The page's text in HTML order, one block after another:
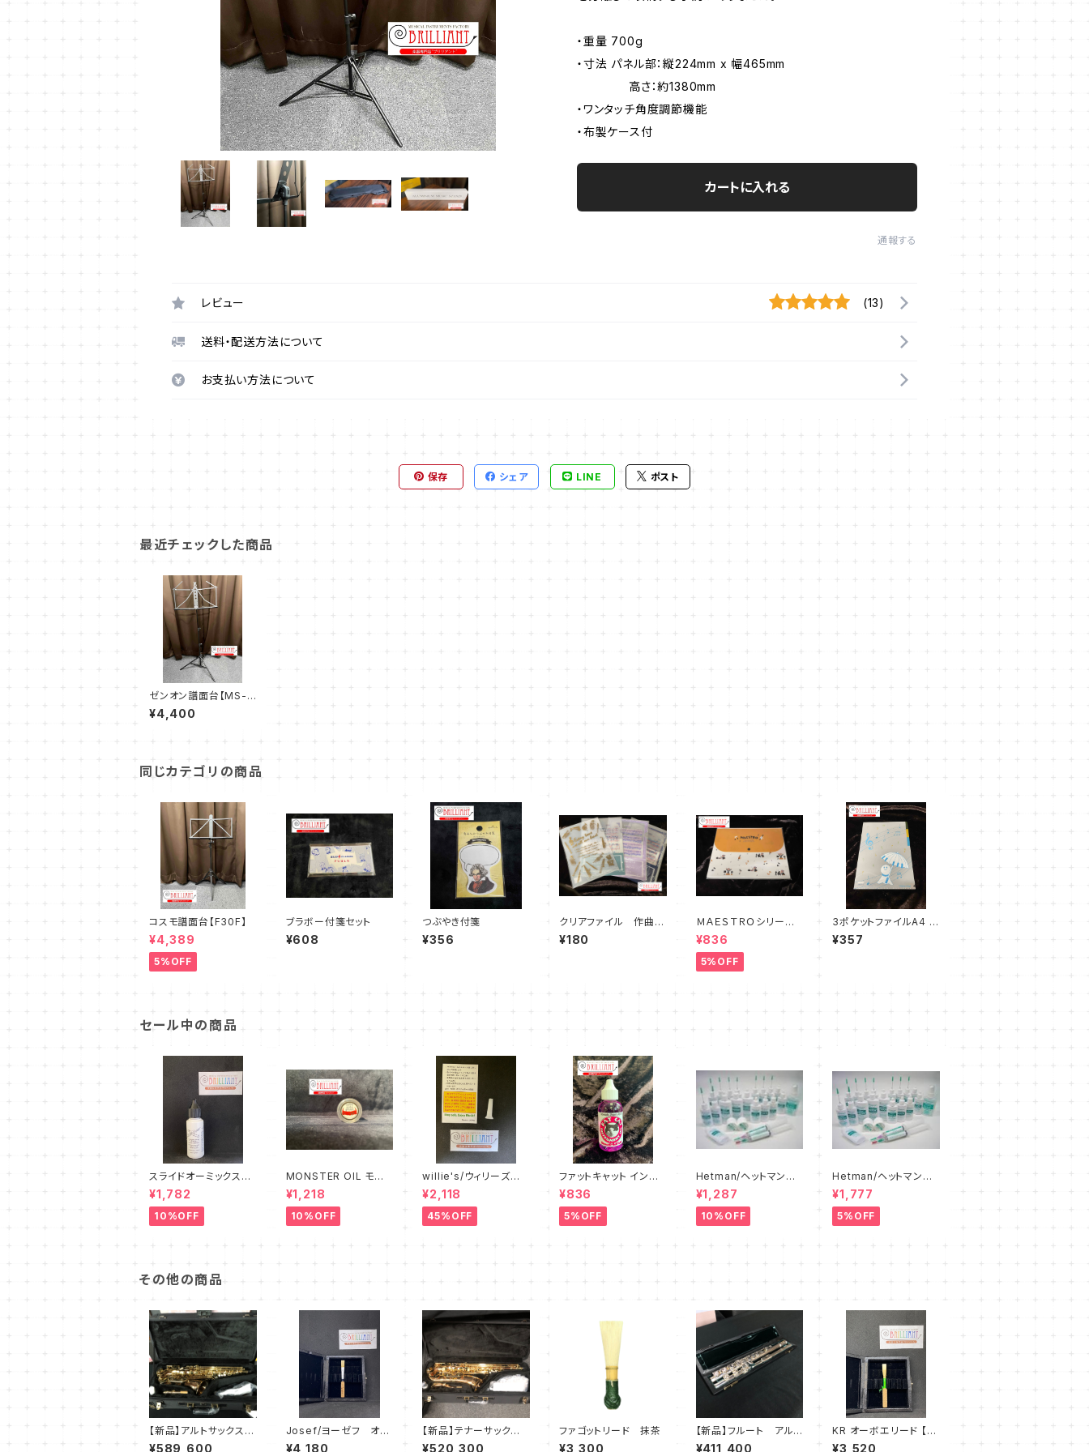
・重量 700g
・寸法 パネル部：縦224mm x 幅465mm
高さ：約1380mm
・ワンタッチ角度調節機能
・布製ケース付
カートに入れる
通報する
レビュー (13)
送料・配送方法について
お支払い方法について
保存 シェア LINE ポスト
最近チェックした商品
ゼンオン譜面台【MS-1
01L】
¥4,400
同じカテゴリの商品
コスモ譜面台【F30F】
¥4,389
5%OFF
ブラボー付箋セット
¥608
つぶやき付箋
¥356
クリアファイル 作曲家
シリーズ
¥180
ＭＡＥＳＴＲＯシリー
ズ ５ポケットフォルダ
ー Ａ４
¥836
5%OFF
3ポケットファイルA4 H
appy day
¥357
セール中の商品
スライドオーミックス
ラピットコンフォート
¥1,782
10%OFF
MONSTER OIL モン
スターオイル Tuning S
lide Grease
¥1,218
10%OFF
willie's/ウィリーズ
練習用ミュート Little
Willie - sound redu
cer
¥2,118
45%OFF
ファットキャット インスト
ルメントオイル FAT C
AT Instrument Oil
¥836
5%OFF
Hetman/ヘットマン
チューニングスライドグ
リス 8
¥1,287
10%OFF
Hetman/ヘットマン
オイル各種
¥1,777
5%OFF
その他の商品
【新品】アルトサックス
ヤナギサワ A-WO20
¥589,600
Josef/ヨーゼフ オー
ボエリード
¥4,180
【新品】テナーサック
ス ヤナギサワ T-W
¥520,300
ファゴットリード 抹茶
¥3,300
【新品】フルート アルタ
ス A1107
¥411,400
KR オーボエリード 【グ
リーン / ピンク】
¥3,520